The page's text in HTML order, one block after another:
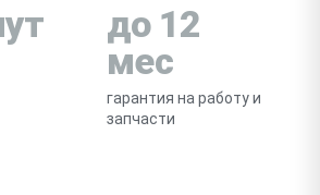
до 12
мес
гарантия на работу и
запчасти